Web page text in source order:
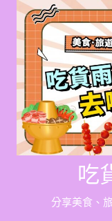
Skip
content
吃
分享美食、